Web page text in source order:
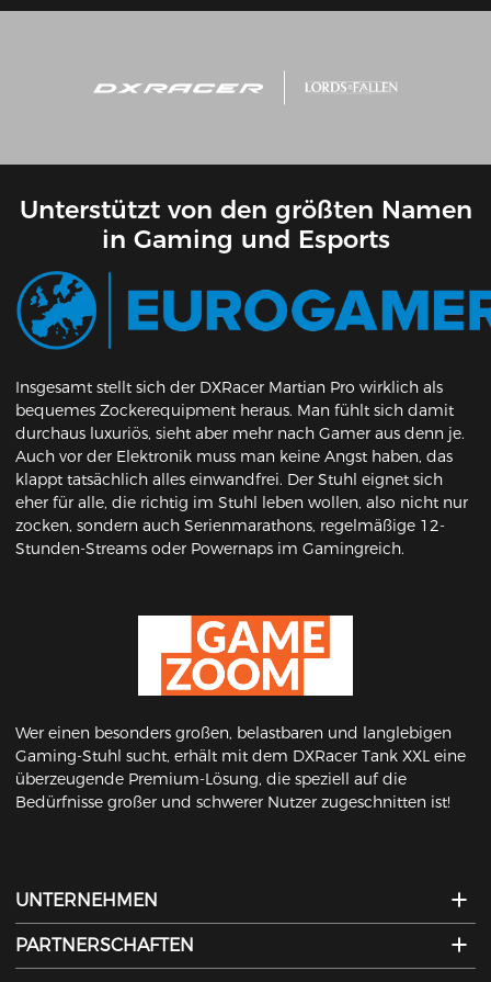
Unterstützt von den größten Namen
in Gaming und Esports
Insgesamt stellt sich der DXRacer Martian Pro wirklich als
bequemes Zockerequipment heraus. Man fühlt sich damit
durchaus luxuriös, sieht aber mehr nach Gamer aus denn je.
Auch vor der Elektronik muss man keine Angst haben, das
klappt tatsächlich alles einwandfrei. Der Stuhl eignet sich
eher für alle, die richtig im Stuhl leben wollen, also nicht nur
zocken, sondern auch Serienmarathons, regelmäßige 12-
Stunden-Streams oder Powernaps im Gamingreich.
Wer einen besonders großen, belastbaren und langlebigen
Gaming-Stuhl sucht, erhält mit dem DXRacer Tank XXL eine
überzeugende Premium-Lösung, die speziell auf die
Bedürfnisse großer und schwerer Nutzer zugeschnitten ist!
UNTERNEHMEN
PARTNERSCHAFTEN